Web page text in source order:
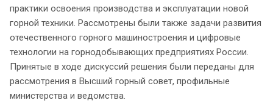
практики освоения производства и эксплуатации новой
горной техники. Рассмотрены были также задачи развития
отечественного горного машиностроения и цифровые
технологии на горнодобывающих предприятиях России.
Принятые в ходе дискуссий решения были переданы для
рассмотрения в Высший горный совет, профильные
министерства и ведомства.